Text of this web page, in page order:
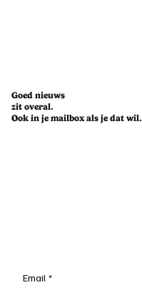
Goed nieuws
zit overal.
Ook in je mailbox als je dat wil.
Email *